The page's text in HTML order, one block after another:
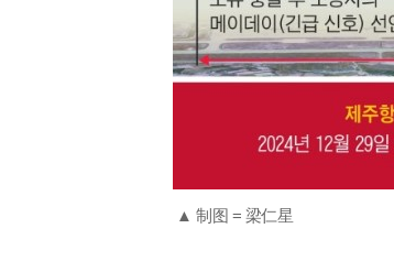
▲ 制图 = 梁仁星